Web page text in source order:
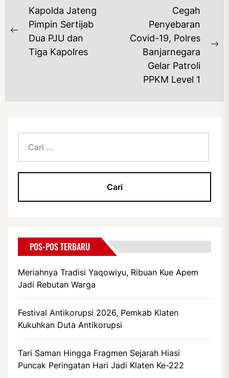
NAVIGASI
POS
Previous
post:
Kapolda Jateng
Pimpin Sertijab
Dua PJU dan
Tiga Kapolres
Cegah
Penyebaran
Covid-19, Polres
Banjarnegara
Gelar Patroli
PPKM Level 1
untuk:
POS-POS TERBARU
Meriahnya Tradisi Yaqowiyu, Ribuan Kue Apem
Jadi Rebutan Warga
Festival Antikorupsi 2026, Pemkab Klaten
Kukuhkan Duta Antikorupsi
Tari Saman Hingga Fragmen Sejarah Hiasi
Puncak Peringatan Hari Jadi Klaten Ke-222